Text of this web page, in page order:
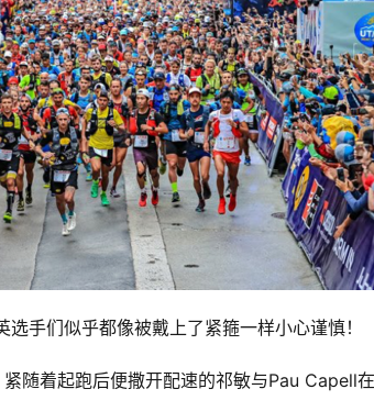
手们似乎都像被戴上了紧箍一样小心谨慎！
随着起跑后便撒开配速的祁敏与Pau Capell